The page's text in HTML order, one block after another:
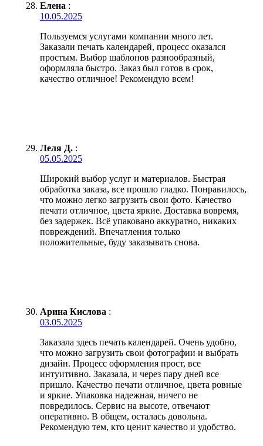
Елена :
10.05.2025
Пользуемся услугами компании много лет.
Заказали печать календарей, процесс оказался
простым. Выбор шаблонов разнообразный,
оформляла быстро. Заказ был готов в срок,
качество отличное! Рекомендую всем!
Леля Д. :
05.05.2025
Широкий выбор услуг и материалов. Быстрая
обработка заказа, все прошло гладко. Понравилось,
что можно легко загрузить свои фото. Качество
печати отличное, цвета яркие. Доставка вовремя,
без задержек. Всё упаковано аккуратно, никаких
повреждений. Впечатления только
положительные, буду заказывать снова.
Арина Кислова :
03.05.2025
Заказала здесь печать календарей. Очень удобно,
что можно загрузить свои фотографии и выбрать
дизайн. Процесс оформления прост, все
интуитивно. Заказала, и через пару дней все
пришло. Качество печати отличное, цвета ровные
и яркие. Упаковка надежная, ничего не
повредилось. Сервис на высоте, отвечают
оперативно. В общем, осталась довольна.
Рекомендую тем, кто ценит качество и удобство.